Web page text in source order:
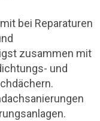
bei Reparaturen
zusammen mit
und